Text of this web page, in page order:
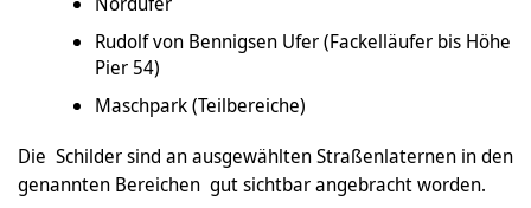
Rudolf von Bennigsen Ufer (Fackelläufer bis Höhe
Pier 54)
Maschpark (Teilbereiche)
Die Schilder sind an ausgewählten Straßenlaternen in den
genannten Bereichen gut sichtbar angebracht worden.